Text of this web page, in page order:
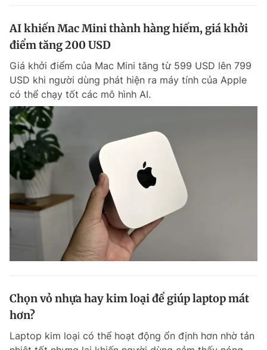
AI khiến Mac Mini thành hàng hiếm, giá khởi
điểm tăng 200 USD
Giá khởi điểm của Mac Mini tăng từ 599 USD lên 799
USD khi người dùng phát hiện ra máy tính của Apple
có thể chạy tốt các mô hình AI.
Chọn vỏ nhựa hay kim loại để giúp laptop mát
hơn?
Laptop kim loại có thể hoạt động ổn định hơn nhờ tản